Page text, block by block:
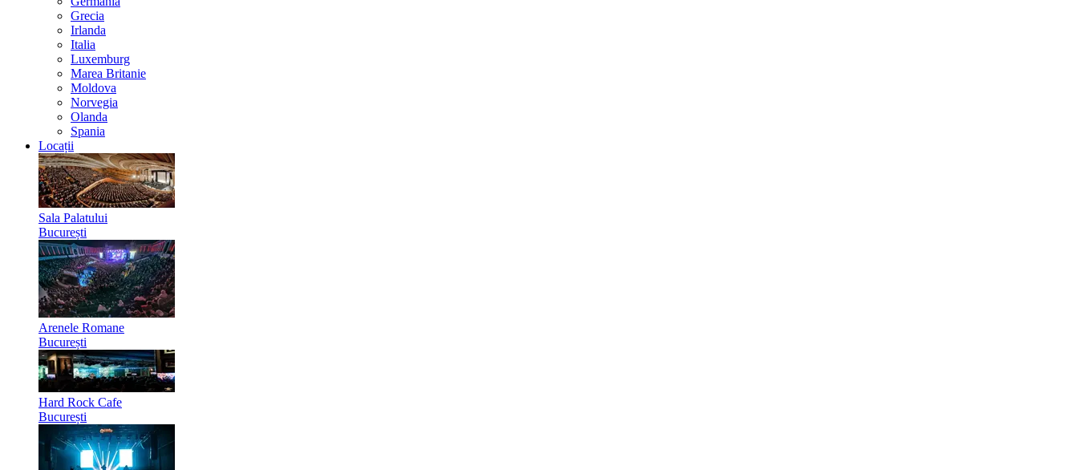
Grecia
Irlanda
Italia
Luxemburg
Marea Britanie
Moldova
Norvegia
Olanda
Spania
Locații
Sala Palatului
București
Arenele Romane
București
Hard Rock Cafe
București